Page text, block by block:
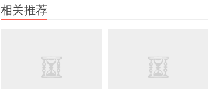
相关推荐